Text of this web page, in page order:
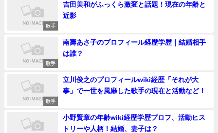
歌手
吉田美和がふっくら激変と話題！現在の年齢と
近影
歌手
南壽あさ子のプロフィール経歴学歴｜結婚相手
は誰？
歌手
立川俊之のプロフィールwiki経歴「それが大
事」で一世を風靡した歌手の現在と活動など！
小野賢章の年齢wiki経歴学歴プロフ、活動ヒス
トリーや人柄！結婚、妻子は？